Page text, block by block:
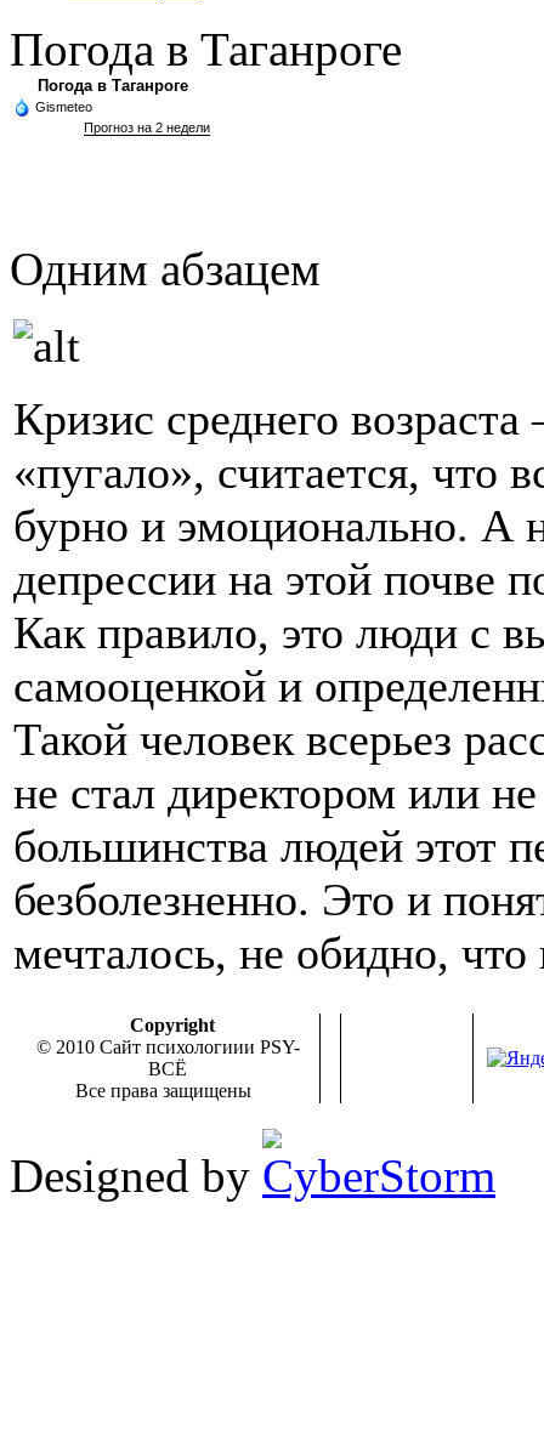
Погода в Таганроге
Погода в Таганроге
Gismeteo
Прогноз на 2 недели
Одним абзацем
Кризис среднего
«пугало», считается, что
бурно и эмоционально. А
депрессии на этой почве
Как правило, это люди с
самооценкой и
Такой человек всерьез
не стал директором или
большинства людей этот
безболезненно. Это и
мечталось, не обидно,
Copyright
© 2010 Сайт психологиии PSY-
ВСЁ
Все права защищены
Designed by